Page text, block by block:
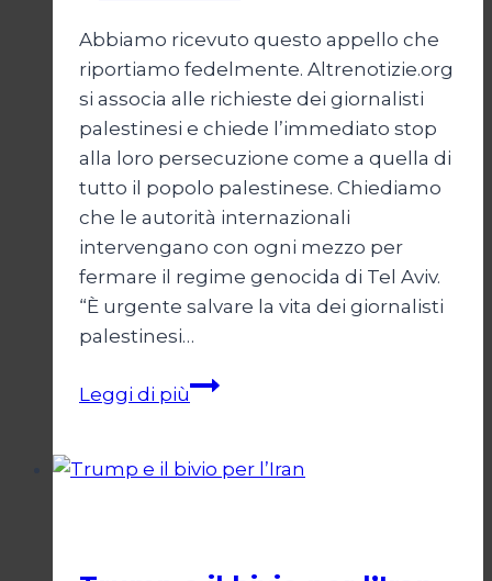
Abbiamo ricevuto questo appello che
riportiamo fedelmente. Altrenotizie.org
si associa alle richieste dei giornalisti
palestinesi e chiede l’immediato stop
alla loro persecuzione come a quella di
tutto il popolo palestinese. Chiediamo
che le autorità internazionali
intervengano con ogni mezzo per
fermare il regime genocida di Tel Aviv.
“È urgente salvare la vita dei giornalisti
palestinesi…
Leggi di piùGiornalisti,
da